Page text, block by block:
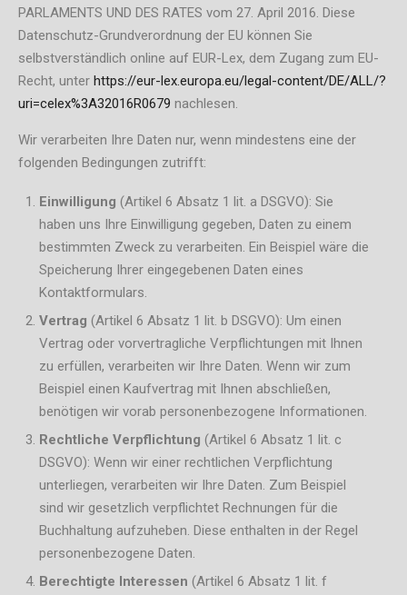
PARLAMENTS UND DES RATES vom 27. April 2016. Diese
Datenschutz-Grundverordnung der EU können Sie
selbstverständlich online auf EUR-Lex, dem Zugang zum EU-
Recht, unter https://eur-lex.europa.eu/legal-content/DE/ALL/?
uri=celex%3A32016R0679 nachlesen.
Wir verarbeiten Ihre Daten nur, wenn mindestens eine der
folgenden Bedingungen zutrifft:
Einwilligung (Artikel 6 Absatz 1 lit. a DSGVO): Sie
haben uns Ihre Einwilligung gegeben, Daten zu einem
bestimmten Zweck zu verarbeiten. Ein Beispiel wäre die
Speicherung Ihrer eingegebenen Daten eines
Kontaktformulars.
Vertrag (Artikel 6 Absatz 1 lit. b DSGVO): Um einen
Vertrag oder vorvertragliche Verpflichtungen mit Ihnen
zu erfüllen, verarbeiten wir Ihre Daten. Wenn wir zum
Beispiel einen Kaufvertrag mit Ihnen abschließen,
benötigen wir vorab personenbezogene Informationen.
Rechtliche Verpflichtung (Artikel 6 Absatz 1 lit. c
DSGVO): Wenn wir einer rechtlichen Verpflichtung
unterliegen, verarbeiten wir Ihre Daten. Zum Beispiel
sind wir gesetzlich verpflichtet Rechnungen für die
Buchhaltung aufzuheben. Diese enthalten in der Regel
personenbezogene Daten.
Berechtigte Interessen (Artikel 6 Absatz 1 lit. f